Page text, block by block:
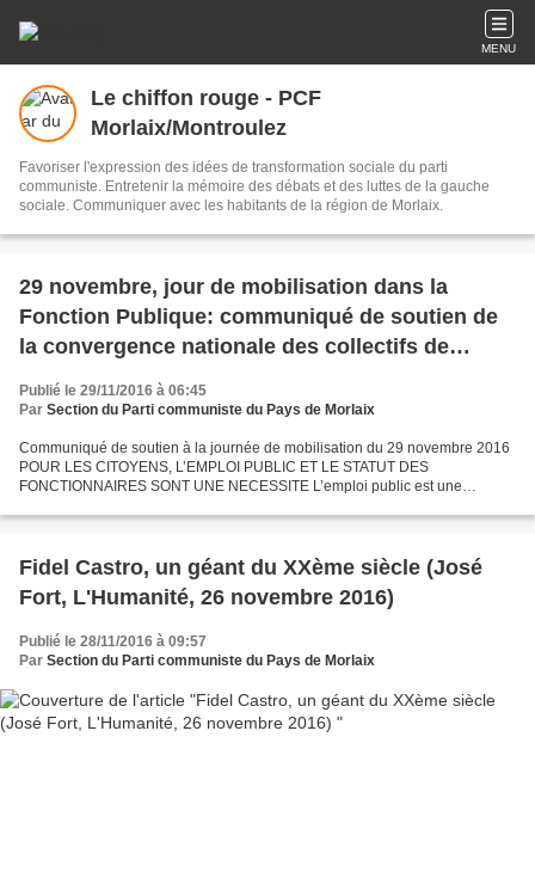
MENU
Le chiffon rouge - PCF
Morlaix/Montroulez
Favoriser l'expression des idées de transformation sociale du parti
communiste. Entretenir la mémoire des débats et des luttes de la gauche
sociale. Communiquer avec les habitants de la région de Morlaix.
29 novembre, jour de mobilisation dans la
Fonction Publique: communiqué de soutien de
la convergence nationale des collectifs de
défense des services publics
Publié le 29/11/2016 à 06:45
Par Section du Parti communiste du Pays de Morlaix
Communiqué de soutien à la journée de mobilisation du 29 novembre 2016
POUR LES CITOYENS, L’EMPLOI PUBLIC ET LE STATUT DES
FONCTIONNAIRES SONT UNE NECESSITE L’emploi public est une
Fidel Castro, un géant du XXème siècle (José
Fort, L'Humanité, 26 novembre 2016)
Publié le 28/11/2016 à 09:57
Par Section du Parti communiste du Pays de Morlaix